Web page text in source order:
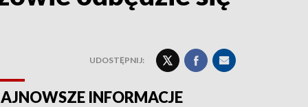
UDOSTĘPNIJ:
INFORMACJE